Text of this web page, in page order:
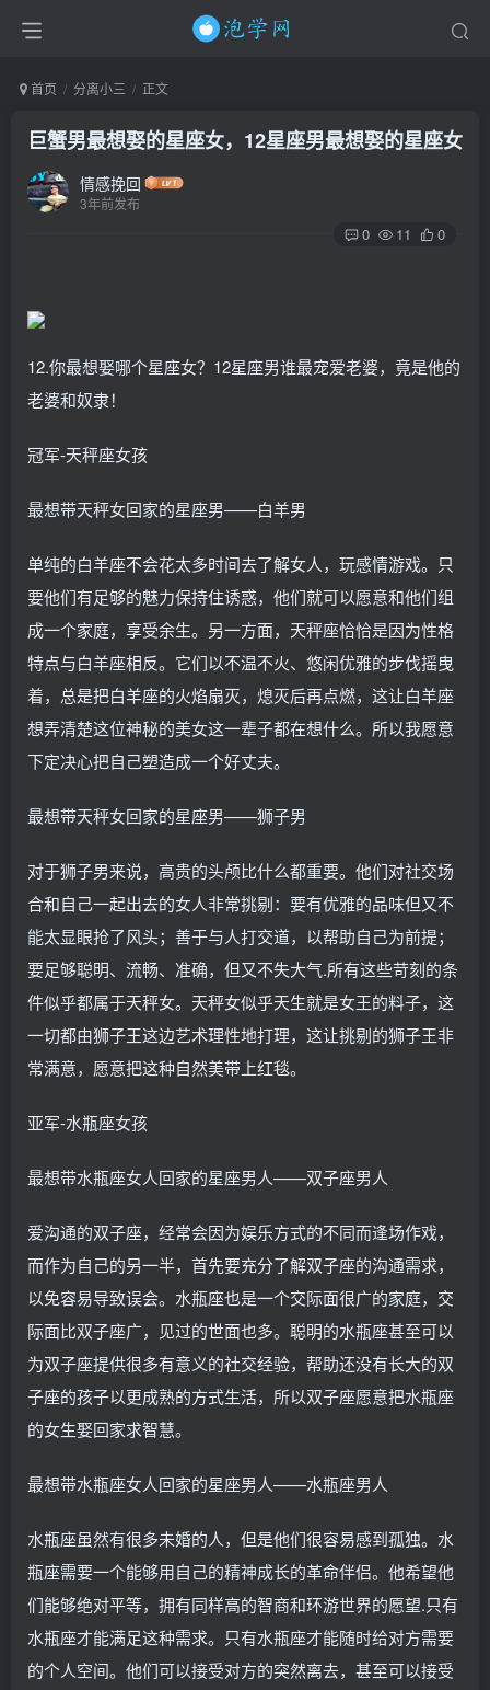
首页 分离小三 正文
巨蟹男最想娶的星座女，12星座男最想娶的星座女
情感挽回
3年前发布
0 11 0
12.你最想娶哪个星座女？12星座男谁最宠爱老婆，竟是他的
老婆和奴隶！
冠军-天秤座女孩
最想带天秤女回家的星座男——白羊男
单纯的白羊座不会花太多时间去了解女人，玩感情游戏。只
要他们有足够的魅力保持住诱惑，他们就可以愿意和他们组
成一个家庭，享受余生。另一方面，天秤座恰恰是因为性格
特点与白羊座相反。它们以不温不火、悠闲优雅的步伐摇曳
着，总是把白羊座的火焰扇灭，熄灭后再点燃，这让白羊座
想弄清楚这位神秘的美女这一辈子都在想什么。所以我愿意
下定决心把自己塑造成一个好丈夫。
最想带天秤女回家的星座男——狮子男
对于狮子男来说，高贵的头颅比什么都重要。他们对社交场
合和自己一起出去的女人非常挑剔：要有优雅的品味但又不
能太显眼抢了风头；善于与人打交道，以帮助自己为前提；
要足够聪明、流畅、准确，但又不失大气.所有这些苛刻的条
件似乎都属于天秤女。天秤女似乎天生就是女王的料子，这
一切都由狮子王这边艺术理性地打理，这让挑剔的狮子王非
常满意，愿意把这种自然美带上红毯。
亚军-水瓶座女孩
最想带水瓶座女人回家的星座男人——双子座男人
爱沟通的双子座，经常会因为娱乐方式的不同而逢场作戏，
而作为自己的另一半，首先要充分了解双子座的沟通需求，
以免容易导致误会。水瓶座也是一个交际面很广的家庭，交
际面比双子座广，见过的世面也多。聪明的水瓶座甚至可以
为双子座提供很多有意义的社交经验，帮助还没有长大的双
子座的孩子以更成熟的方式生活，所以双子座愿意把水瓶座
的女生娶回家求智慧。
最想带水瓶座女人回家的星座男人——水瓶座男人
水瓶座虽然有很多未婚的人，但是他们很容易感到孤独。水
瓶座需要一个能够用自己的精神成长的革命伴侣。他希望他
们能够绝对平等，拥有同样高的智商和环游世界的愿望.只有
水瓶座才能满足这种需求。只有水瓶座才能随时给对方需要
的个人空间。他们可以接受对方的突然离去，甚至可以接受